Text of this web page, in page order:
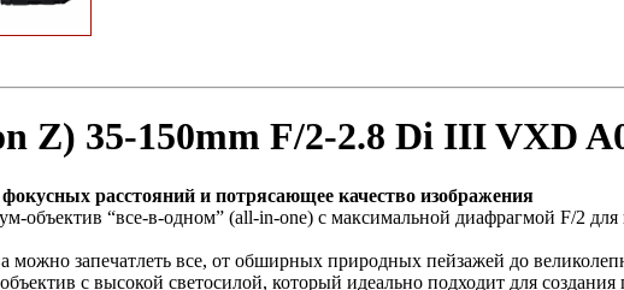
Z) 35-150mm F/2-2.8 Di III VXD
расстояний и потрясающее качество изображения
объектив “все-в-одном” (all-in-one) с максимальной диафрагмой F/2
можно запечатлеть все, от обширных природных пейзажей до
с высокой светосилой, который идеально подходит для